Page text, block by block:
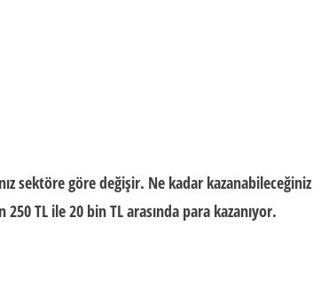
sektöre göre değişir. Ne kadar kazanabileceğiniz
TL ile 20 bin TL arasında para kazanıyor.